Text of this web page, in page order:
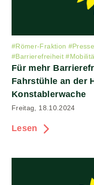
#Römer-Fraktion #
#Barrierefreiheit #
Für mehr
Fahrstühle an der
Konstablerwache
Freitag, 18.10.2024
Lesen